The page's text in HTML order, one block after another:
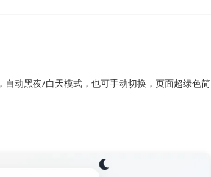
动黑夜/白天模式，也可手动切换，页面超绿色简